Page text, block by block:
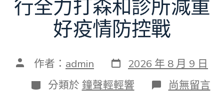
行全力打森和診所減重
好疫情防控戰
文 作者： admin 發
表
日
期
2026 年 8 月 9 日
分
類
分類於 鐘聲輕輕響 在
〈眾
尚無留言